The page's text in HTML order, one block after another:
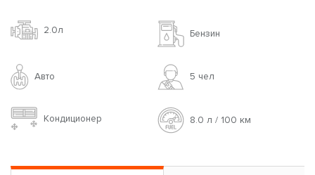
2.0л Бензин
Авто 5 чел
Кондиционер 8.0 л / 100 км